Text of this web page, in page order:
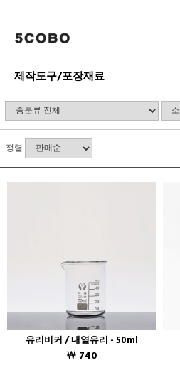
제작도구/포장재료
정렬
유리비커 / 내열유리 - 50ml
￦ 740